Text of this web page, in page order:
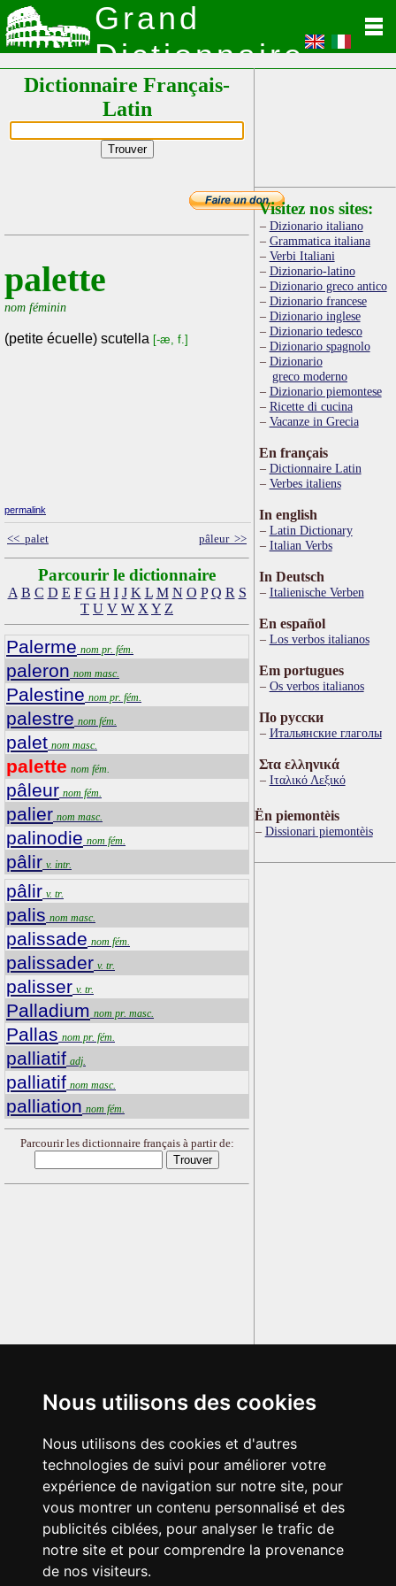
Nous utilisons des cookies
Nous utilisons des cookies et d'autres
technologies de suivi pour améliorer votre
expérience de navigation sur notre site, pour
vous montrer un contenu personnalisé et des
publicités ciblées, pour analyser le trafic de
notre site et pour comprendre la provenance
de nos visiteurs.
Grand
Dictionnaire
Latin
Dictionnaire Français-
Latin
palette
nom féminin
(petite écuelle) scutella [-æ, f.]
permalink
<< palet pâleur >>
Parcourir le dictionnaire
A B C D E F G H I J K L M N O P Q R S
T U V W X Y Z
Palerme nom pr. fém.
paleron nom masc.
Palestine nom pr. fém.
palestre nom fém.
palet nom masc.
palette nom fém.
pâleur nom fém.
palier nom masc.
palinodie nom fém.
pâlir v. intr.
pâlir v. tr.
palis nom masc.
palissade nom fém.
palissader v. tr.
palisser v. tr.
Palladium nom pr. masc.
Pallas nom pr. fém.
palliatif adj.
palliatif nom masc.
palliation nom fém.
Parcourir les dictionnaire français à partir de:
Visitez nos sites:
Dizionario italiano
Grammatica italiana
Verbi Italiani
Dizionario-latino
Dizionario greco antico
Dizionario francese
Dizionario inglese
Dizionario tedesco
Dizionario spagnolo
Dizionario
greco moderno
Dizionario piemontese
Ricette di cucina
Vacanze in Grecia
En français
Dictionnaire Latin
Verbes italiens
In english
Latin Dictionary
Italian Verbs
In Deutsch
Italienische Verben
En español
Los verbos italianos
Em portugues
Os verbos italianos
По русски
Итальянские глаголы
Στα ελληνικά
Ιταλικό Λεξικό
Ën piemontèis
Dissionari piemontèis